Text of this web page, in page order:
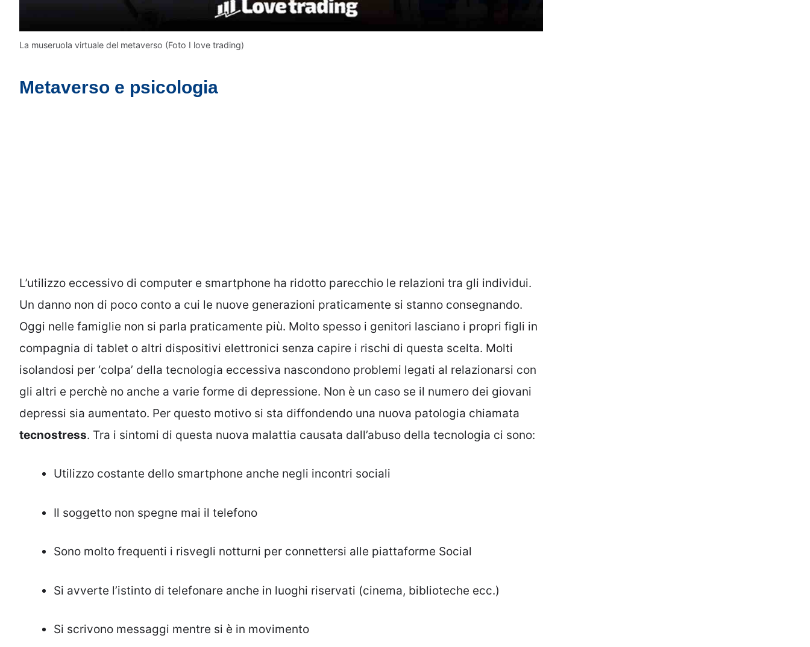
La museruola virtuale del metaverso (Foto I love trading)
Metaverso e psicologia
L’utilizzo eccessivo di computer e smartphone ha ridotto parecchio le relazioni tra gli individui.
Un danno non di poco conto a cui le nuove generazioni praticamente si stanno consegnando.
Oggi nelle famiglie non si parla praticamente più. Molto spesso i genitori lasciano i propri figli in
compagnia di tablet o altri dispositivi elettronici senza capire i rischi di questa scelta. Molti
isolandosi per ‘colpa’ della tecnologia eccessiva nascondono problemi legati al relazionarsi con
gli altri e perchè no anche a varie forme di depressione. Non è un caso se il numero dei giovani
depressi sia aumentato. Per questo motivo si sta diffondendo una nuova patologia chiamata
tecnostress. Tra i sintomi di questa nuova malattia causata dall’abuso della tecnologia ci sono:
Utilizzo costante dello smartphone anche negli incontri sociali
Il soggetto non spegne mai il telefono
Sono molto frequenti i risvegli notturni per connettersi alle piattaforme Social
Si avverte l’istinto di telefonare anche in luoghi riservati (cinema, biblioteche ecc.)
Si scrivono messaggi mentre si è in movimento